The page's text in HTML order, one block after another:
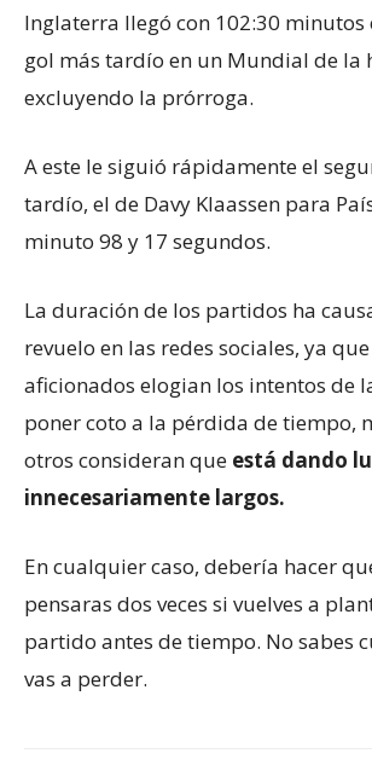
Inglaterra llegó con 102:30 minutos
gol más tardío en un Mundial de la
excluyendo la prórroga.
A este le siguió rápidamente el
tardío, el de Davy Klaassen para
minuto 98 y 17 segundos.
La duración de los partidos ha
revuelo en las redes sociales, ya
aficionados elogian los intentos de
poner coto a la pérdida de tiempo,
otros consideran que está dando
innecesariamente largos.
En cualquier caso, debería hacer
pensaras dos veces si vuelves a
partido antes de tiempo. No sabes
vas a perder.